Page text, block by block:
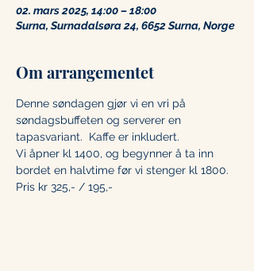
02. mars 2025, 14:00 – 18:00
Surna, Surnadalsøra 24, 6652 Surna, Norge
Om arrangementet
Denne søndagen gjør vi en vri på
søndagsbuffeten og serverer en
tapasvariant.  Kaffe er inkludert.
Vi åpner kl 1400, og begynner å ta inn
bordet en halvtime før vi stenger kl 1800.
Pris kr 325,- / 195,-